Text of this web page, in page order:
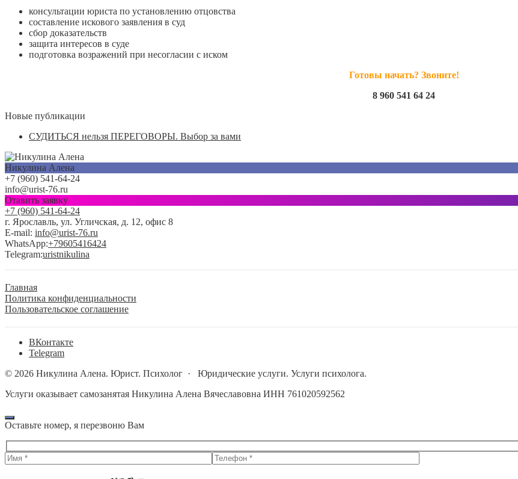
консультации юриста по установлению отцовства
составление искового заявления в суд
сбор доказательств
защита интересов в суде
подготовка возражений при несогласии с иском
Готовы начать? Звоните!
8 960 541 64 24
Новые публикации
СУДИТЬСЯ нельзя ПЕРЕГОВОРЫ. Выбор за вами
Никулина Алена
+7 (960) 541-64-24
info@urist-76.ru
Отавить заявку
+7 (960) 541-64-24
г. Ярославль, ул. Угличская, д. 12, офис 8
E-mail: info@urist-76.ru
WhatsApp:+79605416424
Telegram:uristnikulina
Главная
Политика конфиденциальности
Пользовательское соглашение
BКонтакте
Telegram
© 2026 Никулина Алена. Юрист. Психолог · Юридические услуги. Услуги психолога.
Услуги оказывает самозанятая Никулина Алена Вячеславовна ИНН 761020592562
Оставьте номер, я перезвоню Вам